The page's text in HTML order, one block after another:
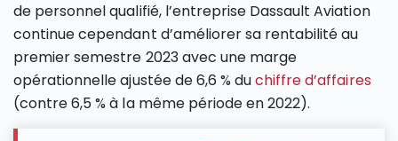
de personnel qualifié, l’entreprise Dassault Aviation
continue cependant d’améliorer sa rentabilité au
premier semestre 2023 avec une marge
opérationnelle ajustée de 6,6 % duchiffre d’affaires
(contre 6,5 % à la même période en 2022).